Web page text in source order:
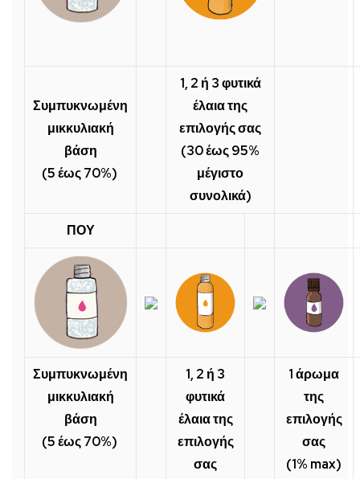
Συμπυκνωμένη
μικκυλιακή
βάση
(5 έως 70%)
1, 2 ή 3 φυτικά
έλαια της
επιλογής σας
(30 έως 95%
μέγιστο
συνολικά)
ΠΟΥ
Συμπυκνωμένη
μικκυλιακή
βάση
(5 έως 70%)
1, 2 ή 3
φυτικά
έλαια της
επιλογής
σας
1 άρωμα
της
επιλογής
σας
(1% max)